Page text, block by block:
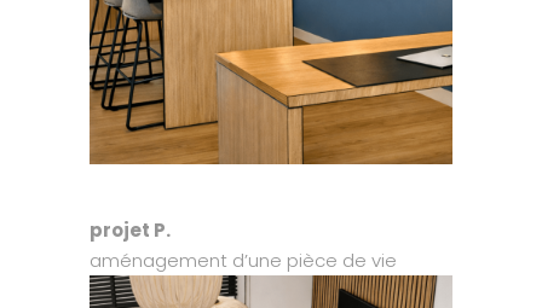
projet P.
aménagement d’une pièce de vie